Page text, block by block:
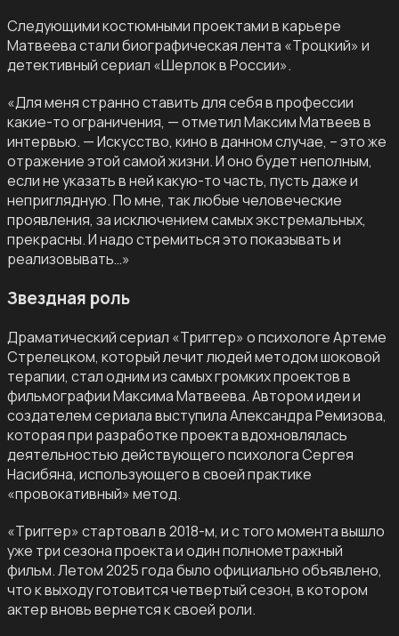
Следующими костюмными проектами в карьере
Матвеева стали биографическая лента «Троцкий» и
детективный сериал «Шерлок в России».
«Для меня странно ставить для себя в профессии
какие-то ограничения, — отметил Максим Матвеев в
интервью. — Искусство, кино в данном случае, – это же
отражение этой самой жизни. И оно будет неполным,
если не указать в ней какую-то часть, пусть даже и
неприглядную. По мне, так любые человеческие
проявления, за исключением самых экстремальных,
прекрасны. И надо стремиться это показывать и
реализовывать…»
Звездная роль
Драматический сериал «Триггер» о психологе Артеме
Стрелецком, который лечит людей методом шоковой
терапии, стал одним из самых громких проектов в
фильмографии Максима Матвеева. Автором идеи и
создателем сериала выступила Александра Ремизова,
которая при разработке проекта вдохновлялась
деятельностью действующего психолога Сергея
Насибяна, использующего в своей практике
«провокативный» метод.
«Триггер» стартовал в 2018-м, и с того момента вышло
уже три сезона проекта и один полнометражный
фильм. Летом 2025 года было официально объявлено,
что к выходу готовится четвертый сезон, в котором
актер вновь вернется к своей роли.